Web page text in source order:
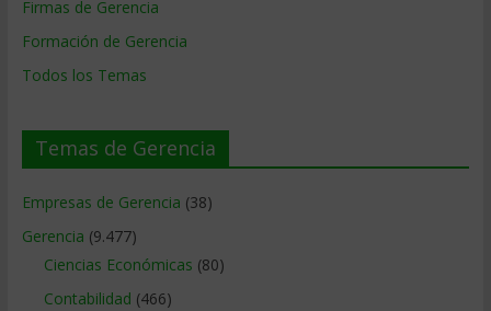
Firmas de Gerencia
Formación de Gerencia
Todos los Temas
Temas de Gerencia
Empresas de Gerencia (38)
Gerencia (9.477)
Ciencias Económicas (80)
Contabilidad (466)